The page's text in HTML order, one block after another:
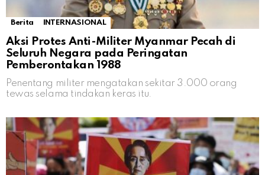
Berita INTERNASIONAL
Aksi Protes Anti-Militer Myanmar Pecah di
Seluruh Negara pada Peringatan
Pemberontakan 1988
Penentang militer mengatakan sekitar 3.000 orang
tewas selama tindakan keras itu.